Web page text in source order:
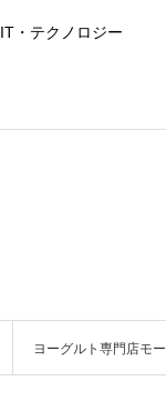
IT・テクノロジー
ヨーグルト専門店モ